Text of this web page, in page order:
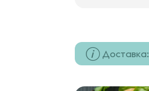
Доставка: